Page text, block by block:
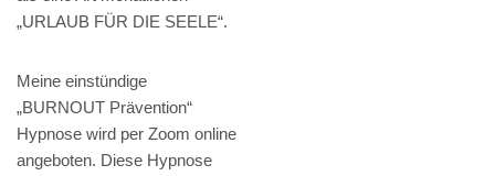
„URLAUB FÜR DIE SEELE“.
Meine einstündige
„BURNOUT Prävention“
Hypnose wird per Zoom online
angeboten. Diese Hypnose